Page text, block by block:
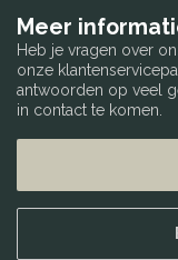
Meer
Heb je vragen over
onze
antwoorden op veel
in contact te komen.